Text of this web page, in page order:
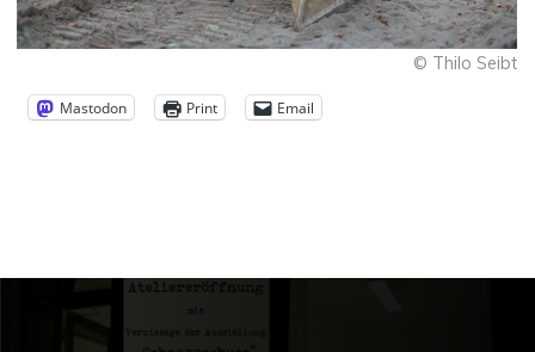
© Thilo Seibt
Mastodon Print Email